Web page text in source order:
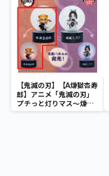
【鬼滅の刃】【A煉獄杏寿
郎】アニメ「鬼滅の刃」
プチっと灯りマス～煉獄
杏寿郎・胡蝶しのぶ～